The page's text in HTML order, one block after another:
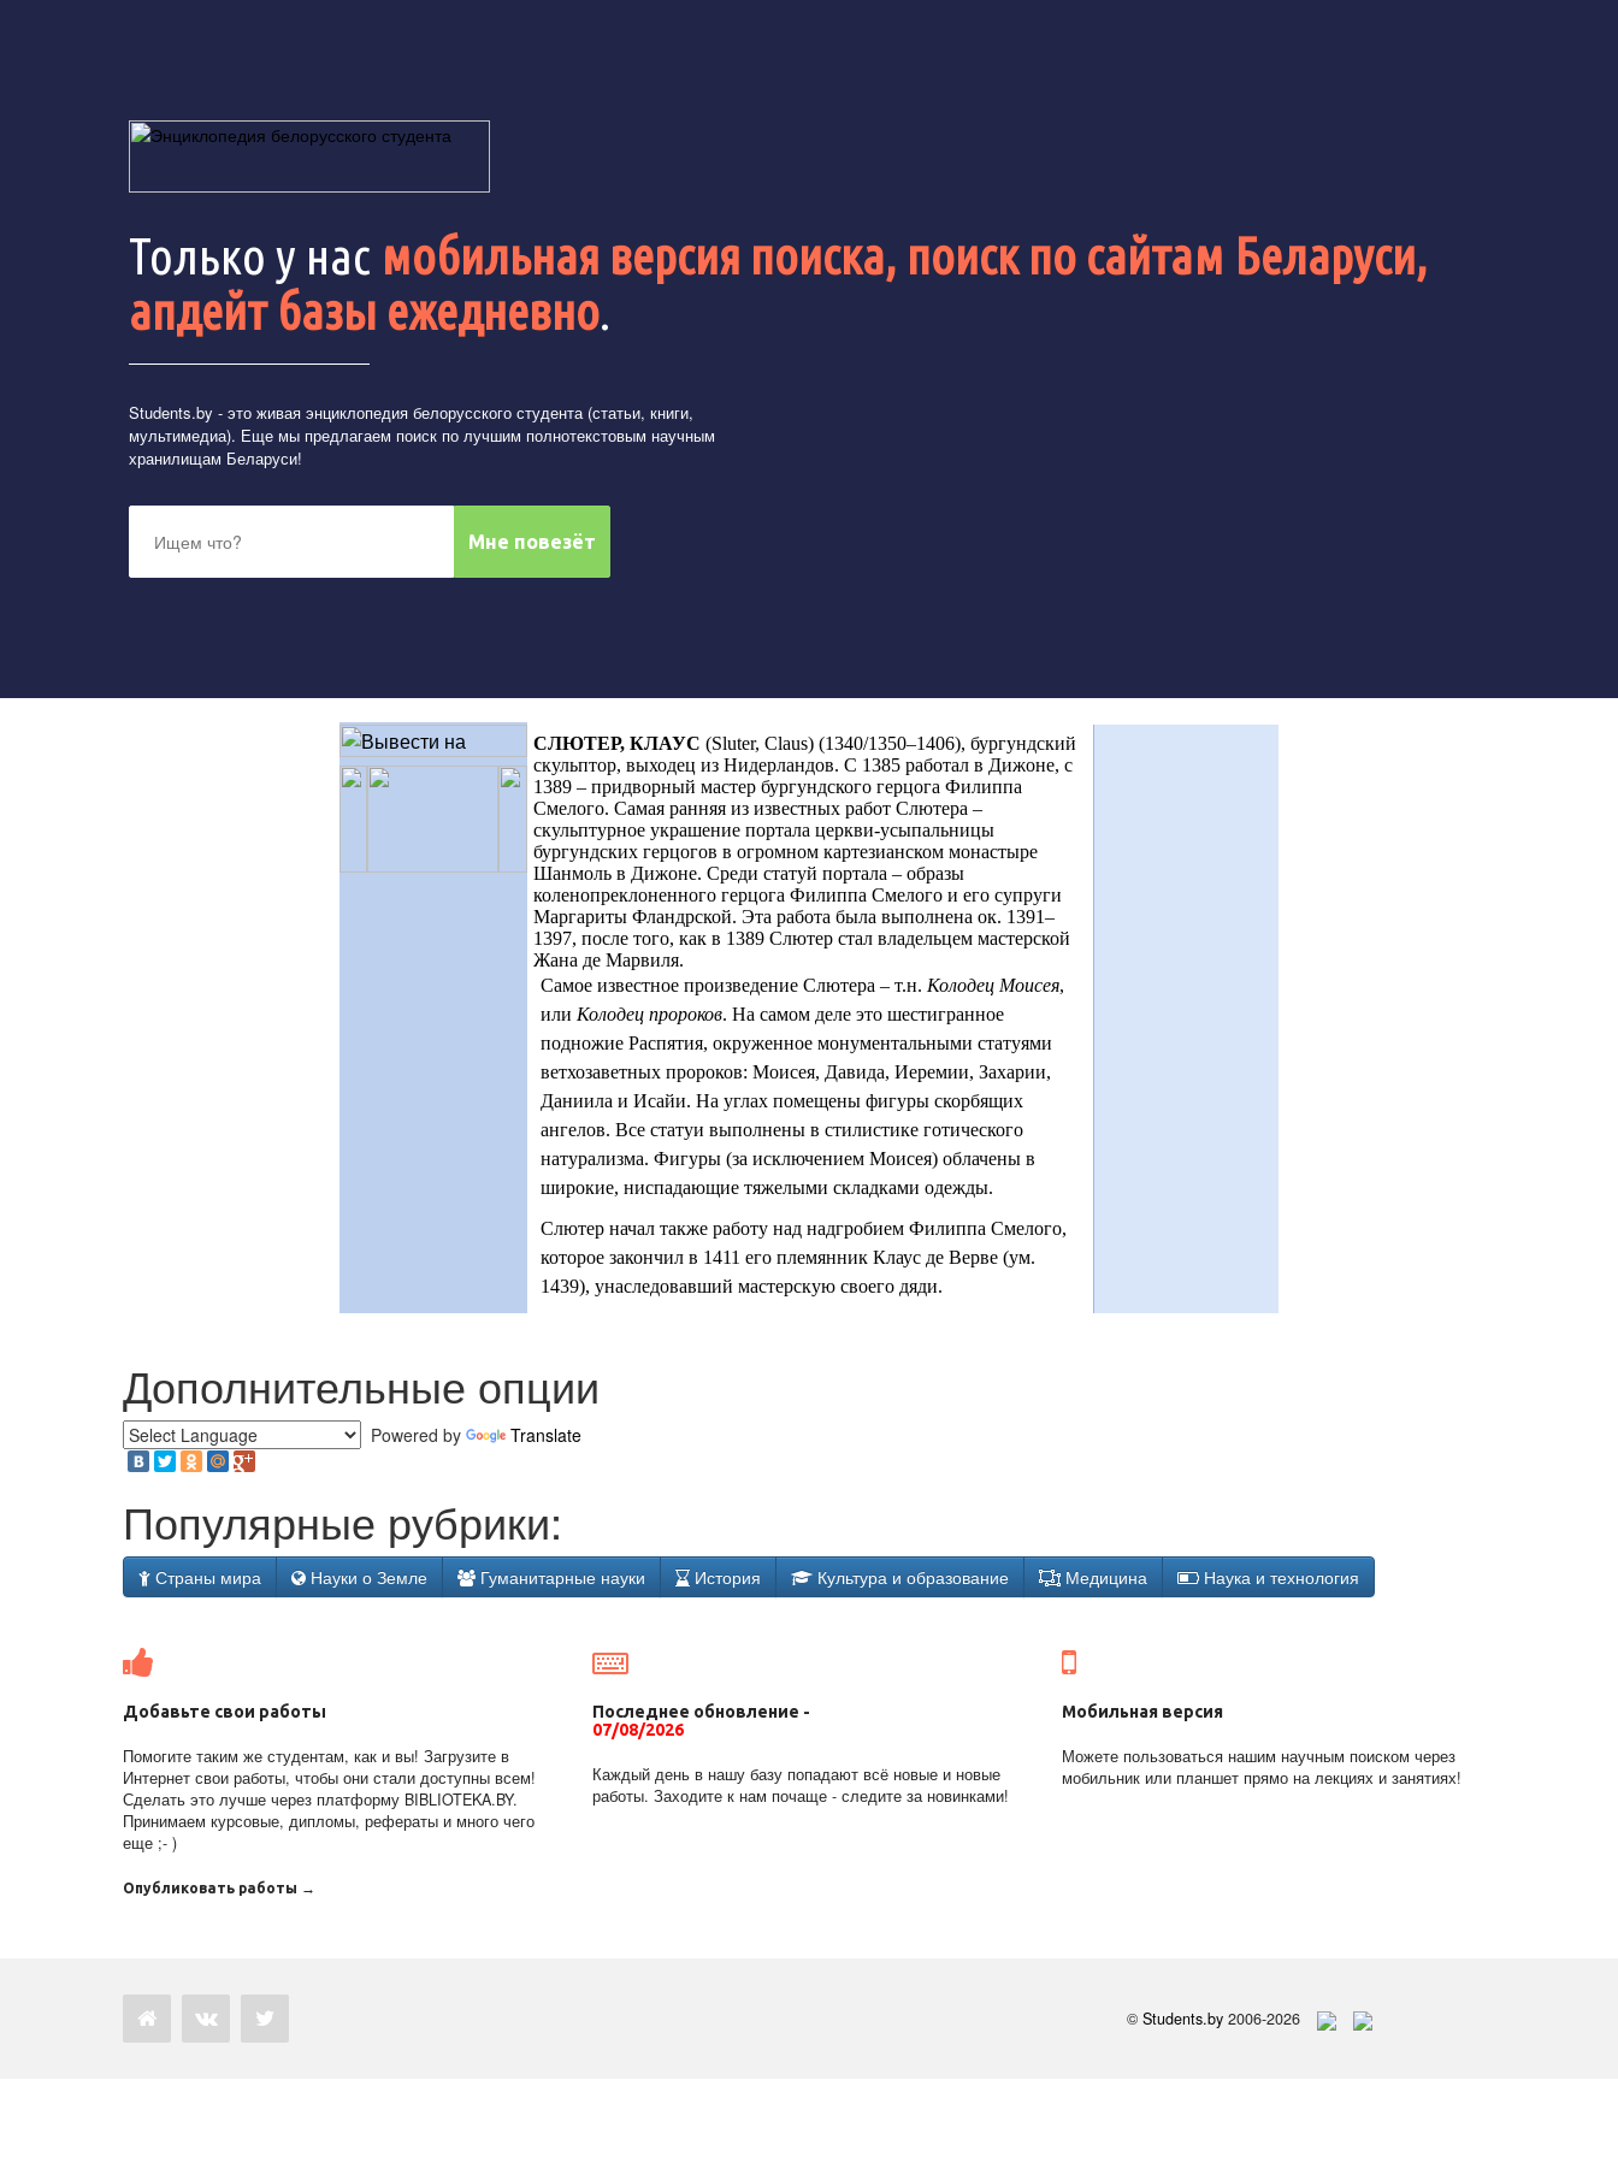
Только у нас мобильная версия поиска, поиск по сайтам Беларуси,
апдейт базы ежедневно.
Students.by - это живая энциклопедия белорусского студента (статьи, книги,
мультимедиа). Еще мы предлагаем поиск по лучшим полнотекстовым научным
хранилищам Беларуси!
СЛЮТЕР, КЛАУС (Sluter, Claus) (1340/1350–1406), бургундский
скульптор, выходец из Нидерландов. С 1385 работал в Дижоне, с
1389 – придворный мастер бургундского герцога Филиппа
Смелого. Самая ранняя из известных работ Слютера –
скульптурное украшение портала церкви-усыпальницы
бургундских герцогов в огромном картезианском монастыре
Шанмоль в Дижоне. Среди статуй портала – образы
коленопреклоненного герцога Филиппа Смелого и его супруги
Маргариты Фландрской. Эта работа была выполнена ок. 1391–
1397, после того, как в 1389 Слютер стал владельцем мастерской
Жана де Марвиля.
Самое известное произведение Слютера – т.н. Колодец Моисея,
или Колодец пророков. На самом деле это шестигранное
подножие Распятия, окруженное монументальными статуями
ветхозаветных пророков: Моисея, Давида, Иеремии, Захарии,
Даниила и Исайи. На углах помещены фигуры скорбящих
ангелов. Все статуи выполнены в стилистике готического
натурализма. Фигуры (за исключением Моисея) облачены в
широкие, ниспадающие тяжелыми складками одежды.
Слютер начал также работу над надгробием Филиппа Смелого,
которое закончил в 1411 его племянник Клаус де Верве (ум.
1439), унаследовавший мастерскую своего дяди.
Дополнительные опции
Powered by Translate
Популярные рубрики:
Страны мира Науки о Земле Гуманитарные науки История Культура и образование Медицина Наука и технология
Добавьте свои работы
Помогите таким же студентам, как и вы! Загрузите в
Интернет свои работы, чтобы они стали доступны всем!
Сделать это лучше через платформу BIBLIOTEKA.BY.
Принимаем курсовые, дипломы, рефераты и много чего
еще ;- )
Опубликовать работы →
Последнее обновление -
07/08/2026
Каждый день в нашу базу попадают всё новые и новые
работы. Заходите к нам почаще - следите за новинками!
Мобильная версия
Можете пользоваться нашим научным поиском через
мобильник или планшет прямо на лекциях и занятиях!
© Students.by 2006-2026